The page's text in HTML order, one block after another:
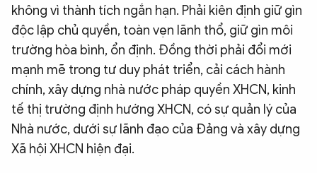
không vì thành tích ngắn hạn. Phải kiên định giữ gìn
độc lập chủ quyền, toàn vẹn lãnh thổ, giữ gìn môi
trường hòa bình, ổn định. Đồng thời phải đổi mới
mạnh mẽ trong tư duy phát triển, cải cách hành
chính, xây dựng nhà nước pháp quyền XHCN, kinh
tế thị trường định hướng XHCN, có sự quản lý của
Nhà nước, dưới sự lãnh đạo của Đảng và xây dựng
Xã hội XHCN hiện đại.